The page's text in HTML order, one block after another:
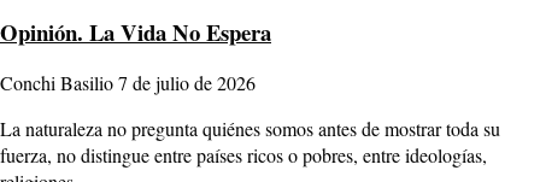
Opinión. La Vida No Espera
Conchi Basilio7 de julio de 2026
La naturaleza no pregunta quiénes somos antes de mostrar toda su
fuerza, no distingue entre países ricos o pobres, entre ideologías,